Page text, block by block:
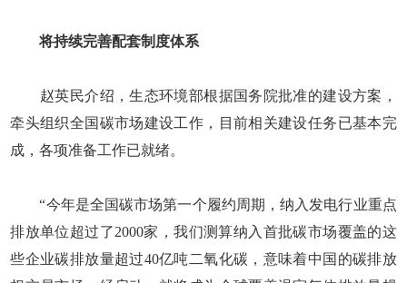
将持续完善配套制度体系
赵英民介绍，生态环境部根据国务院批准的建设方案，
牵头组织全国碳市场建设工作，目前相关建设任务已基本完
成，各项准备工作已就绪。
“今年是全国碳市场第一个履约周期，纳入发电行业重点
排放单位超过了2000家，我们测算纳入首批碳市场覆盖的这
些企业碳排放量超过40亿吨二氧化碳，意味着中国的碳排放